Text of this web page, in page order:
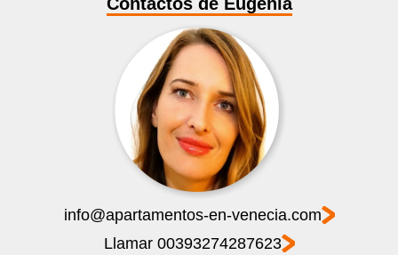
info@apartamentos-en-venecia.com
Llamar 00393274287623